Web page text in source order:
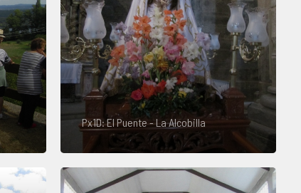
Px1D: El Puente - La Alcobilla